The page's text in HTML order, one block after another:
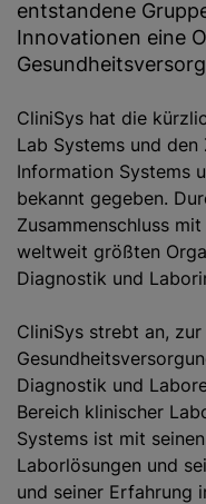
entstandene
Innovationen eine
CliniSys hat die
Lab Systems und den
Information Systems
bekannt gegeben.
Zusammenschluss
weltweit größten
Diagnostik und
CliniSys strebt an,
Diagnostik und
Bereich klinischer
Systems ist mit
Laborlösungen und
und seiner Erfahrung